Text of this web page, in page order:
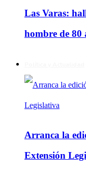
Las Varas:
hombre de 80
Arranca la
Extensión